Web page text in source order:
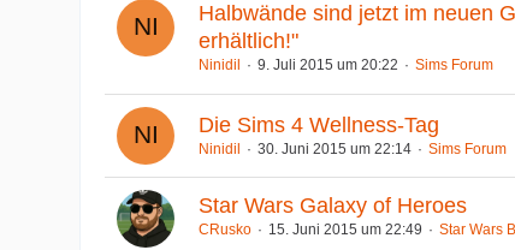
Halbwände sind jetzt im neuen
erhältlich!"
Ninidil 9. Juli 2015 um 20:22 Sims Forum
Die Sims 4 Wellness-Tag
Ninidil 30. Juni 2015 um 22:14 Sims Forum
Star Wars Galaxy of Heroes
CRusko 15. Juni 2015 um 22:49 Star Wars